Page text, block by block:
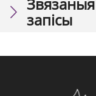
Звязаныя
запісы